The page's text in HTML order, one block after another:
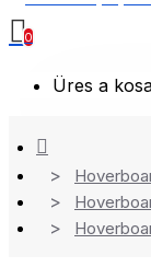
0
Üres a